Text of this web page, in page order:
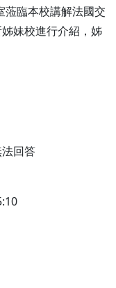
蒞臨本校講解法國交
妹校進行介紹，姊
回答